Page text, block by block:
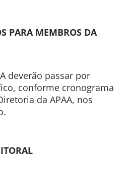
PARA MEMBROS DA
deverão passar por
conforme cronograma
da APAA, nos